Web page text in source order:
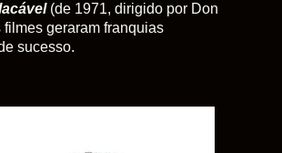
(de 1971, dirigido por Don
filmes geraram franquias
sucesso.